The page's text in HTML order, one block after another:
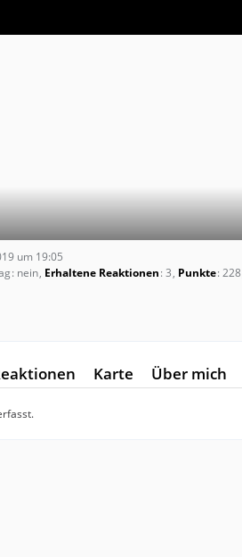
um 19:05
nein Erhaltene Reaktionen 3 Punkte 228
Karte Über mich